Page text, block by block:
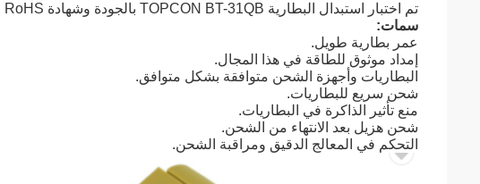
تم اختبار استبدال البطارية TOPCON BT-31QB بالجودة وشهادة RoHS و CE.
سمات:
عمر بطارية طويل.
إمداد موثوق للطاقة في هذا المجال.
البطاريات وأجهزة الشحن متوافقة بشكل متوافق.
شحن سريع للبطاريات.
منع تأثير الذاكرة في البطاريات.
شحن هزيل بعد الانتهاء من الشحن.
التحكم في المعالج الدقيق ومراقبة الشحن.